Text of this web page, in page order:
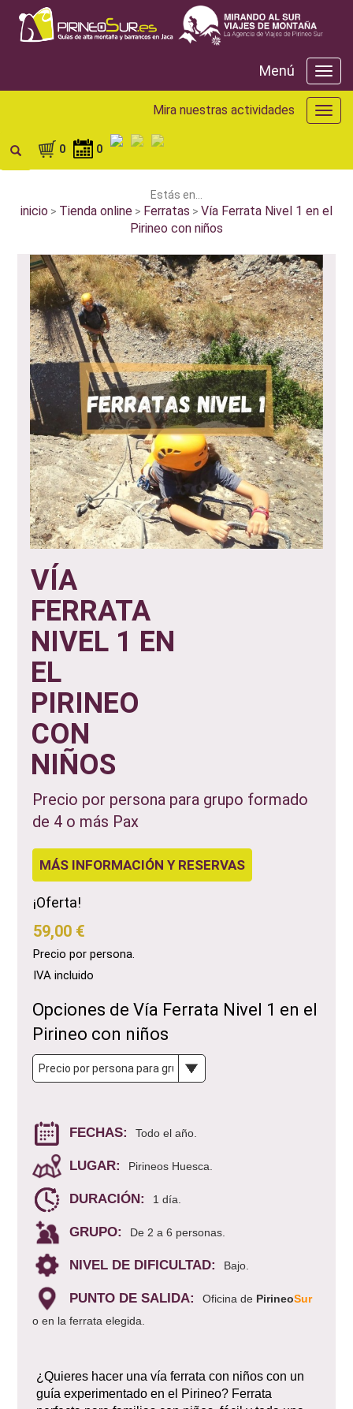
Menú
Menú
Mira
Mira nuestras actividades
0 0
Estás en...
inicio > Tienda online > Ferratas > Vía Ferrata Nivel 1 en el
Pirineo con niños
VÍA
FERRATA
NIVEL 1 EN
EL
PIRINEO
CON
NIÑOS
Precio por persona para grupo formado
de 4 o más Pax
MÁS INFORMACIÓN Y RESERVAS
¡Oferta!
59,00 €
Precio por persona.
IVA incluido
Opciones de Vía Ferrata Nivel 1 en el
Pirineo con niños
FECHAS: Todo el año.
LUGAR: Pirineos Huesca.
DURACIÓN: 1 día.
GRUPO: De 2 a 6 personas.
NIVEL DE DIFICULTAD: Bajo.
PUNTO DE SALIDA: Oficina de PirineoSur
o en la ferrata elegida.
¿Quieres hacer una vía ferrata con niños con un
guía experimentado en el Pirineo? Ferrata